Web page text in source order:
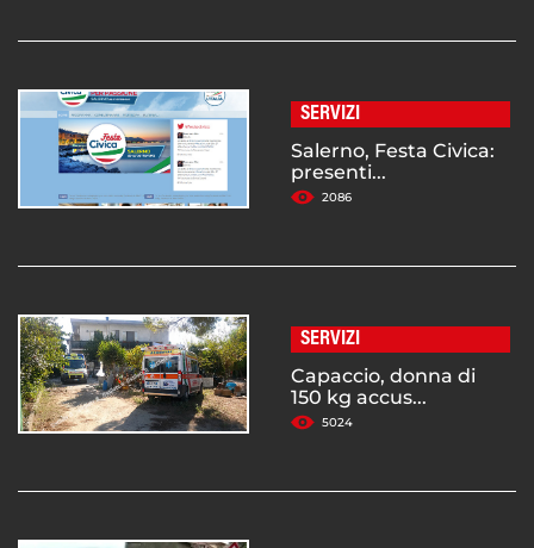
SERVIZI
Salerno, Festa Civica:
presenti...
2086
SERVIZI
Capaccio, donna di
150 kg accus...
5024